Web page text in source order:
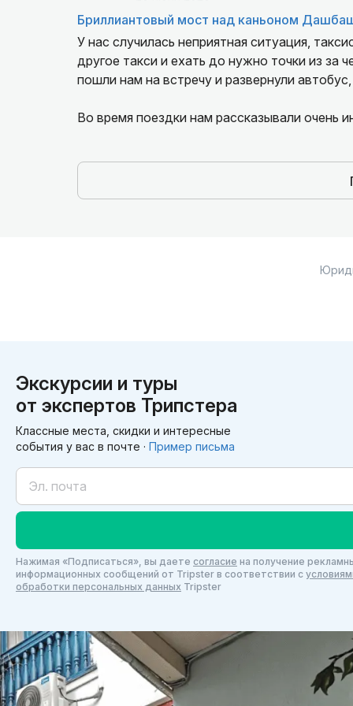
Грузии.
Если вы сомневаетесь ехать или нет, то
Экскурсия для каждого получится своя.
индивидуальный. Можно останавливаться
В этот раз каньон был закрыт по
Однозначно рекомендую экскурсию! Без
Бриллиантовый мост над каньоном
У нас случилась неприятная ситуация,
другое такси и ехать до нужно точки из за
пошли нам на встречу и развернули
Во время поездки нам рассказывали очень
Экскурсии и туры
от экспертов Трипстера
Классные места, скидки и интересные
события у вас в почте · Пример письма
Нажимая «Подписаться», вы даете согласие на получение
информационных сообщений от Tripster в соответствии c
обработки персональных данных Tripster